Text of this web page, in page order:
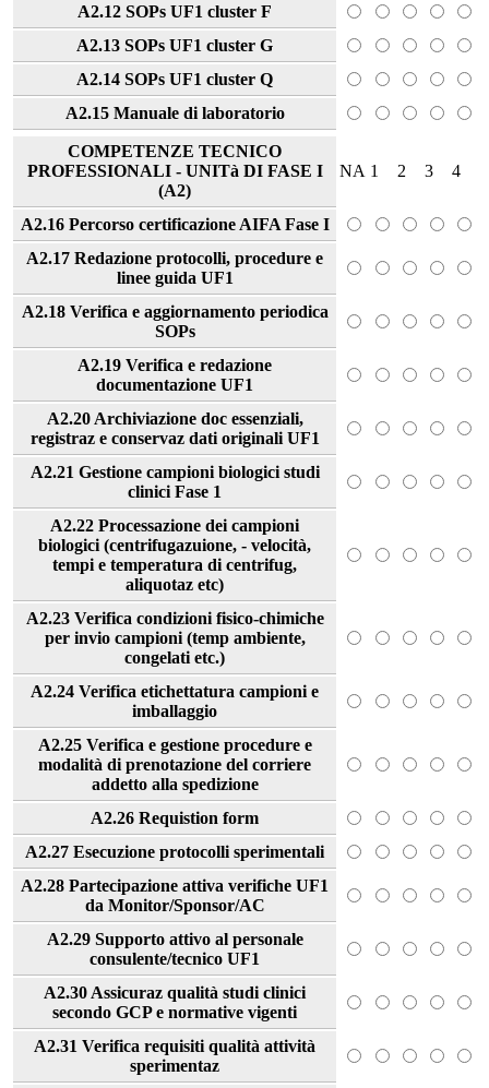
A2.12 SOPs UF1 cluster F
A2.13 SOPs UF1 cluster G
A2.14 SOPs UF1 cluster Q
A2.15 Manuale di laboratorio
COMPETENZE TECNICO
PROFESSIONALI - UNITà DI FASE I
(A2)
NA 1 2 3 4
A2.16 Percorso certificazione AIFA Fase I
A2.17 Redazione protocolli, procedure e
linee guida UF1
A2.18 Verifica e aggiornamento periodica
SOPs
A2.19 Verifica e redazione
documentazione UF1
A2.20 Archiviazione doc essenziali,
registraz e conservaz dati originali UF1
A2.21 Gestione campioni biologici studi
clinici Fase 1
A2.22 Processazione dei campioni
biologici (centrifugazuione, - velocità,
tempi e temperatura di centrifug,
aliquotaz etc)
A2.23 Verifica condizioni fisico-chimiche
per invio campioni (temp ambiente,
congelati etc.)
A2.24 Verifica etichettatura campioni e
imballaggio
A2.25 Verifica e gestione procedure e
modalità di prenotazione del corriere
addetto alla spedizione
A2.26 Requistion form
A2.27 Esecuzione protocolli sperimentali
A2.28 Partecipazione attiva verifiche UF1
da Monitor/Sponsor/AC
A2.29 Supporto attivo al personale
consulente/tecnico UF1
A2.30 Assicuraz qualità studi clinici
secondo GCP e normative vigenti
A2.31 Verifica requisiti qualità attività
sperimentaz